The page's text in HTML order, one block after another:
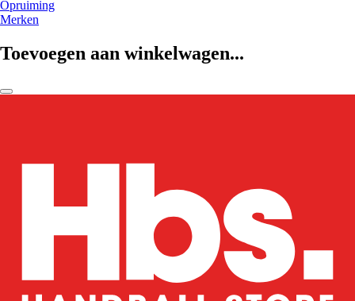
Opruiming
Merken
Toevoegen aan winkelwagen...